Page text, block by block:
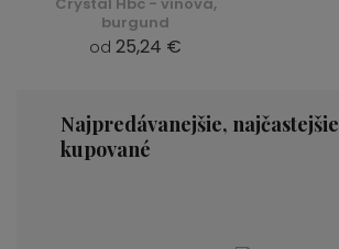
burgund
od 25,24 €
Najpredávanejšie, najčastejšie
kupované